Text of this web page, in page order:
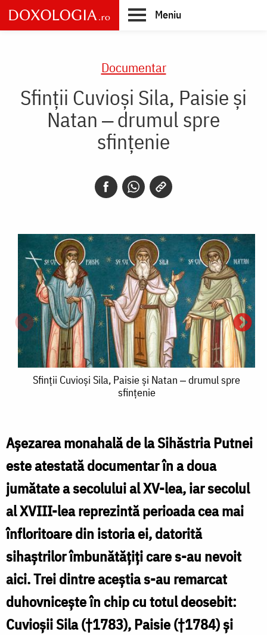
Skip
to
main
Meniu
Documentar
Sfinții Cuvioși Sila, Paisie și
Natan ‒ drumul spre
sfințenie
Sfinții
Paisie
și
Natan
‒
drumul
sfințenie
Sfinții Cuvioși Sila, Paisie și Natan ‒ drumul spre
sfințenie
Aşezarea monahală de la Sihăstria Putnei
este atestată documentar în a doua
jumătate a secolului al XV-lea, iar secolul
al XVIII-lea reprezintă perioada cea mai
înfloritoare din istoria ei, datorită
sihaştrilor îmbunătăţiţi care s-au nevoit
aici. Trei dintre aceştia s-au remarcat
duhovniceşte în chip cu totul deosebit:
Cuvioşii Sila (†1783), Paisie (†1784) şi